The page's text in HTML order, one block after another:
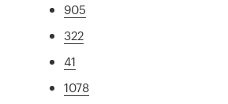
905
322
41
1078